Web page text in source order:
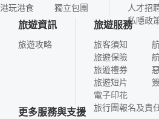
港玩港食
獨立包團
人才招
私隱政
旅遊資訊
旅遊攻略
旅遊服務
旅客須知
旅遊保險
旅遊禮券
旅遊短片
電子印花
旅行團報名及責
更多服務與支援